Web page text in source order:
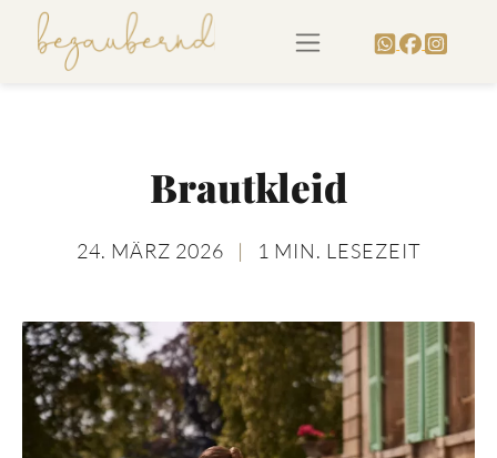
Brautkleid
24. MÄRZ 2026 | 1 MIN. LESEZEIT